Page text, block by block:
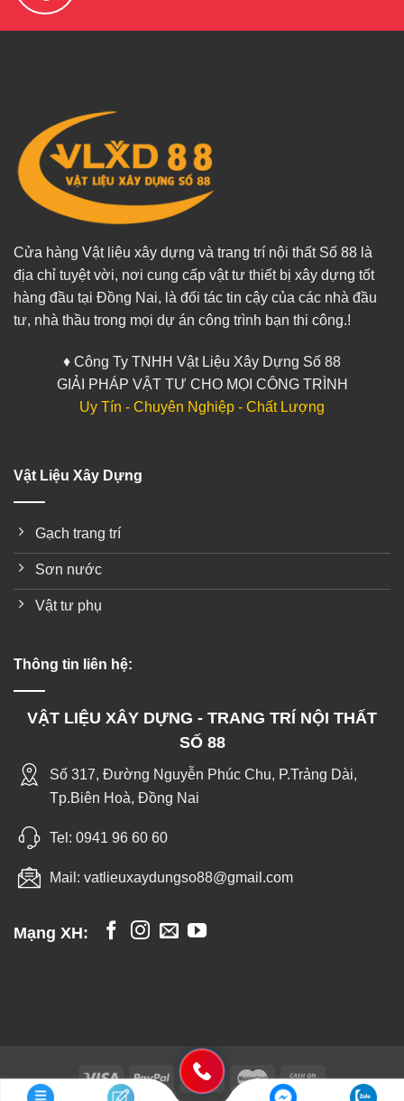
Cửa hàng Vật liệu xây dựng và trang trí nội thất Số 88 là
địa chỉ tuyệt vời, nơi cung cấp vật tư thiết bị xây dựng tốt
hàng đầu tại Đồng Nai, là đối tác tin cậy của các nhà đầu
tư, nhà thầu trong mọi dự án công trình bạn thi công.!
♦ Công Ty TNHH Vật Liệu Xây Dựng Số 88
GIẢI PHÁP VẬT TƯ CHO MỌI CÔNG TRÌNH
Uy Tín - Chuyên Nghiệp - Chất Lượng
Vật Liệu Xây Dựng
Gạch trang trí
Sơn nước
Vật tư phụ
Thông tin liên hệ:
VẬT LIỆU XÂY DỰNG - TRANG TRÍ NỘI THẤT
SỐ 88
Số 317, Đường Nguyễn Phúc Chu, P.Trảng Dài,
Tp.Biên Hoà, Đồng Nai
Tel: 0941 96 60 60
Mail: vatlieuxaydungso88@gmail.com
Mạng XH: